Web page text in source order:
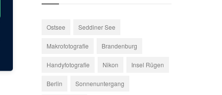
Ostsee Seddiner See
Makrofotografie Brandenburg
Handyfotografie Nikon Insel Rügen
Berlin Sonnenuntergang